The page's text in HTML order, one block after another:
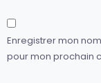
Enregistrer mon
pour mon prochain